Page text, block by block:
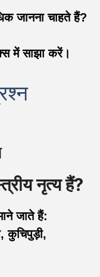
जानना चाहते हैं?
में साझा करें।
नृत्य हैं?
जाते हैं:
कुचिपुड़ी,